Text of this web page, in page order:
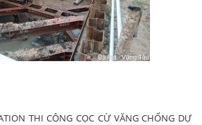
THI CÔNG CỌC CỪ VĂNG CHỐNG DỰ